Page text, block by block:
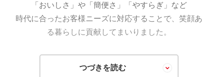
「おいしさ」や「簡便さ」「やすらぎ」など
時代に合ったお客様ニーズに対応することで、笑顔あ
る暮らしに貢献してまいりました。
また、カレーやシチューの普及や
健康事業によって、
つづきを読む